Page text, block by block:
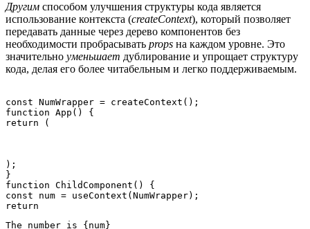
Другим способом улучшения структуры кода является
использование контекста (createContext), который позволяет
передавать данные через дерево компонентов без
необходимости пробрасывать props на каждом уровне. Это
значительно уменьшает дублирование и упрощает структуру
кода, делая его более читабельным и легко поддерживаемым.
const NumWrapper = createContext();
function App() {
);
}
function ChildComponent() {
const num = useContext(NumWrapper);
return
The number is {num}